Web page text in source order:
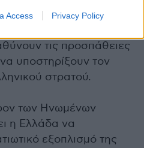
Access Privacy Policy
τις προσπάθειες
υποστηρίξουν τον
στρατού.
των Ηνωμένων
η Ελλάδα να
εξοπλισμό της